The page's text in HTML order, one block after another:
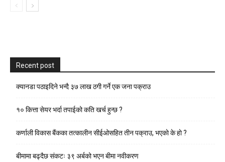
Recent post
क्यानडा पठाइदिने भन्दै ३७ लाख ठगी गर्ने एक जना पक्राउ
१० कित्ता सेयर भर्दा तपाईको कति खर्च हुन्छ ?
कर्णाली विकास बैंकका तत्कालीन सीईओसहित तीन पक्राउ, भएकाे के हाे ?
बीमामा बढ्दैछ संकटः ३९ अर्बको भएन बीमा नवीकरण